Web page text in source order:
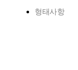
형태사항